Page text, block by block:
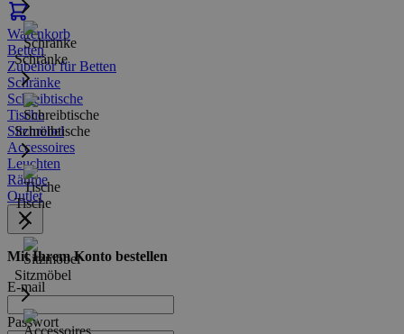
Warenkorb
Schränke
Schreibtische
Tische
Sitzmöbel
Betten
Zubehör für Betten
Schränke
Schreibtische
Tische
Sitzmöbel
Accessoires
Leuchten
Räume
Outlet
Mit Ihrem Konto bestellen
E-mail
Passwort